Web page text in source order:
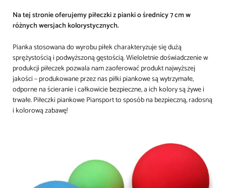
Na tej stronie oferujemy piłeczki z pianki o średnicy 7 cm w
różnych wersjach kolorystycznych.
Pianka stosowana do wyrobu piłek charakteryzuje się dużą
sprężystością i podwyższoną gęstością. Wieloletnie doświadczenie w
produkcji piłeczek pozwala nam zaoferować produkt najwyższej
jakości – produkowane przez nas piłki piankowe są wytrzymałe,
odporne na ścieranie i całkowicie bezpieczne, a ich kolory są żywe i
trwałe. Piłeczki piankowe Piansport to sposób na bezpieczną, radosną
i kolorową zabawę!